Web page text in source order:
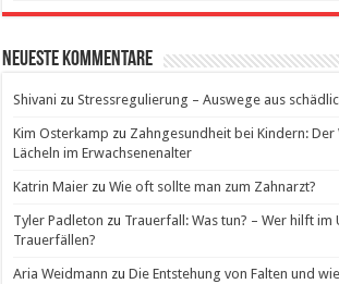
Neueste Kommentare
Shivani zuStressregulierung – Auswege aus
Kim Osterkamp zu Zahngesundheit bei Kindern:
Lächeln im Erwachsenenalter
Katrin Maier zuWie oft sollte man zum Zahnarzt?
Tyler Padleton zu Trauerfall: Was tun? – Wer hilft im
Trauerfällen?
Aria Weidmann zuDie Entstehung von Falten und